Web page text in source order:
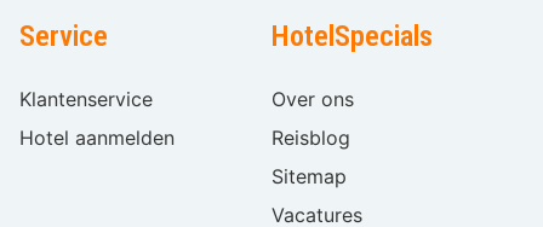
Service
Klantenservice
Hotel aanmelden
HotelSpecials
Over ons
Reisblog
Sitemap
Vacatures